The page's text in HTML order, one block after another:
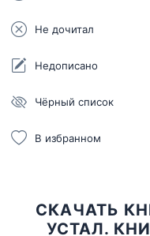
Не дочитал
Недописано
Чёрный список
В избранном
СКАЧАТЬ
УСТАЛ.